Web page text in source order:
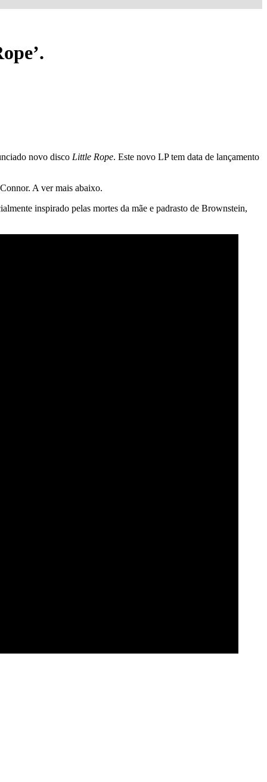
novo disco Little Rope. Este novo LP tem data de lançamento
A ver mais abaixo.
inspirado pelas mortes da mãe e padrasto de Brownstein,